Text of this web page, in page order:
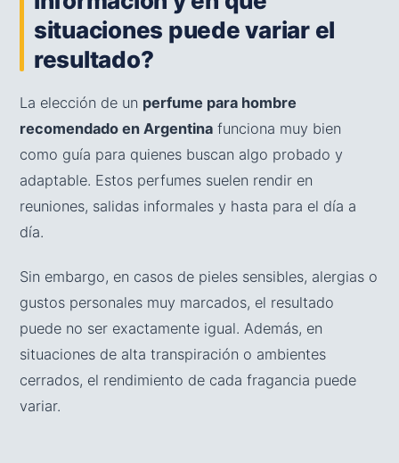
situaciones puede variar el
resultado?
La elección de un perfume para hombre
recomendado en Argentina funciona muy bien
como guía para quienes buscan algo probado y
adaptable. Estos perfumes suelen rendir en
reuniones, salidas informales y hasta para el día a
día.
Sin embargo, en casos de pieles sensibles, alergias o
gustos personales muy marcados, el resultado
puede no ser exactamente igual. Además, en
situaciones de alta transpiración o ambientes
cerrados, el rendimiento de cada fragancia puede
variar.